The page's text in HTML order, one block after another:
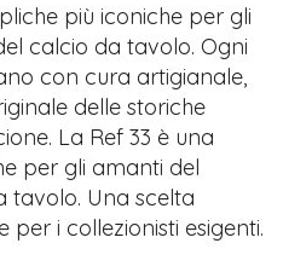
più iconiche per gli
calcio da tavolo. Ogni
con cura artigianale,
delle storiche
La Ref 33 è una
per gli amanti del
tavolo. Una scelta
i collezionisti esigenti.